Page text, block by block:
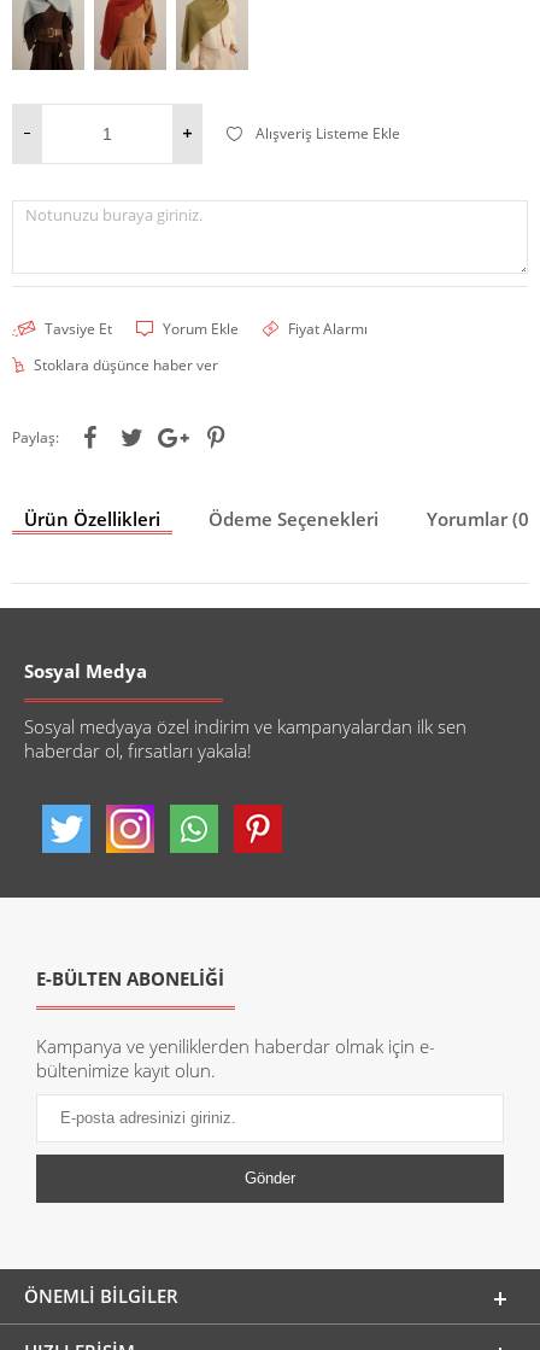
Alışveriş Listeme Ekle
Notunuzu buraya giriniz.
Tavsiye Et Yorum Ekle
Fiyat Alarmı
Stoklara düşünce haber ver
Paylaş:
Ürün Özellikleri Ödeme Seçenekleri Yorumlar (0)
Sosyal Medya
Sosyal medyaya özel indirim ve kampanyalardan ilk sen
haberdar ol, fırsatları yakala!
E-BÜLTEN ABONELİĞİ
Kampanya ve yeniliklerden haberdar olmak için e-
bültenimize kayıt olun.
ÖNEMLI BILGILER